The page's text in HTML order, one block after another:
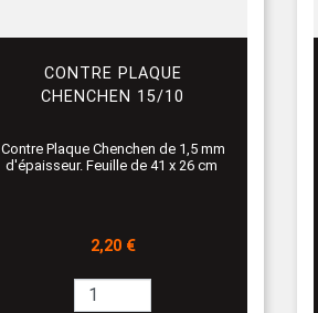
CONTRE PLAQUE
CHENCHEN 15/10
Contre Plaque Chenchen de 1,5 mm
d'épaisseur. Feuille de 41 x 26 cm
Prix
2,20 €